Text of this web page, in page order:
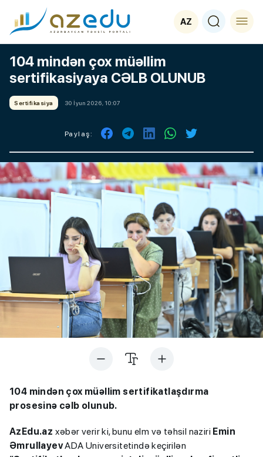
AZ
104 mindən çox müəllim
sertifikasiyaya CƏLB OLUNUB
Sertifikasiya 30 İyun 2026, 10:07
Paylaş:
104 mindən çox müəllim sertifikatlaşdırma
prosesinə cəlb olunub.
AzEdu.az xəbər verir ki, bunu elm və təhsil naziri Emin
ƏmrullayevADA Universitetində keçirilən